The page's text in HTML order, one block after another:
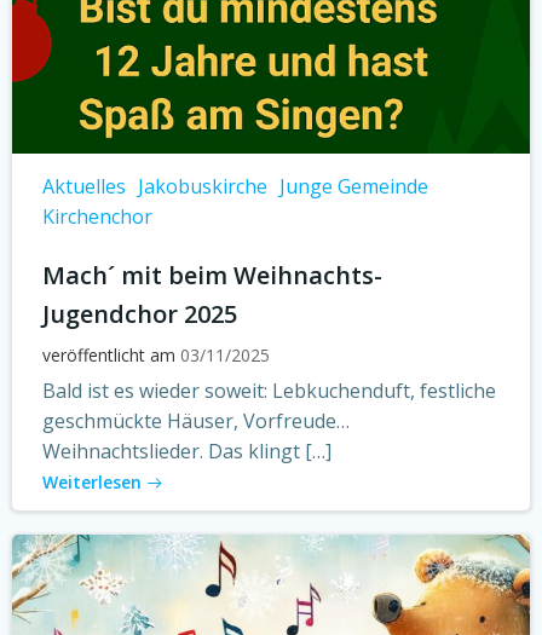
Aktuelles Jakobuskirche Junge Gemeinde
Kirchenchor
Mach´ mit beim Weihnachts-
Jugendchor 2025
veröffentlicht am 03/11/2025
Bald ist es wieder soweit: Lebkuchenduft, festliche
geschmückte Häuser, Vorfreude…
Weihnachtslieder. Das klingt […]
Weiterlesen